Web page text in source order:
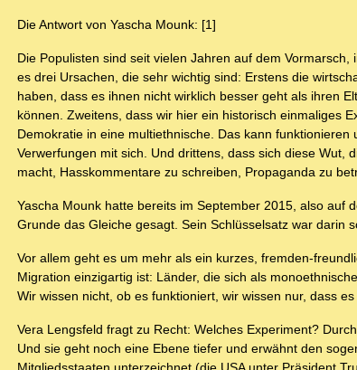
Die Antwort von Yascha Mounk: [1]
Die Populisten sind seit vielen Jahren auf dem
es drei Ursachen, die sehr wichtig sind: Erstens die
haben, dass es ihnen nicht wirklich besser geht als ihren
können. Zweitens, dass wir hier ein historisch einmaliges
Demokratie in eine multiethnische. Das kann
Verwerfungen mit sich. Und drittens, dass sich diese Wut,
macht, Hasskommentare zu schreiben, Propaganda zu
Yascha Mounk hatte bereits im September 2015, also auf
Grunde das Gleiche gesagt. Sein Schlüsselsatz war darin
Vor allem geht es um mehr als ein kurzes, fremden-
Migration einzigartig ist: Länder, die sich als
Wir wissen nicht, ob es funktioniert, wir wissen nur, dass
Vera Lengsfeld fragt zu Recht: Welches Experiment?
Und sie geht noch eine Ebene tiefer und erwähnt den